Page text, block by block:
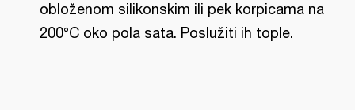
obloženom silikonskim ili pek korpicama na
200°C oko pola sata. Poslužiti ih tople.